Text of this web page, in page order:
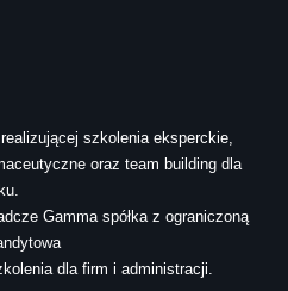
szkolenia eksperckie,
oraz team building dla
Gamma spółka z ograniczoną
dla firm i administracji.